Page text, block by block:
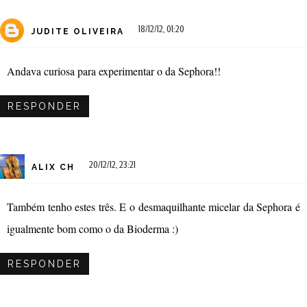
JUDITE OLIVEIRA 18/12/12, 01:20
Andava curiosa para experimentar o da Sephora!!
RESPONDER
ALIX CH 20/12/12, 23:21
Também tenho estes três. E o desmaquilhante micelar da Sephora é
igualmente bom como o da Bioderma :)
RESPONDER